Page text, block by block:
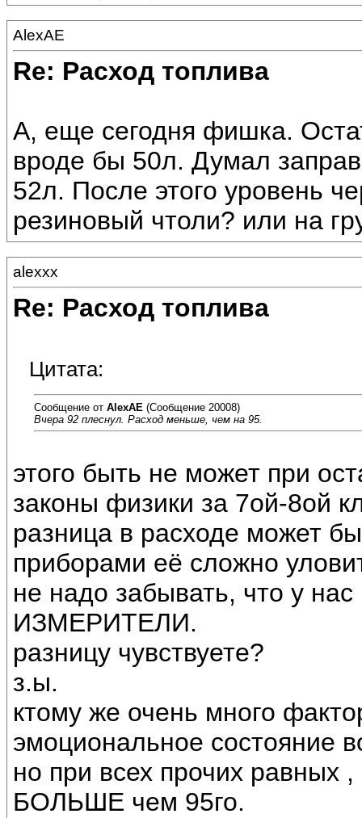
AlexAE
Re: Расход топлива
А, еще сегодня фишка.
вроде бы 50л. Думал
52л. После этого уровень
резиновый чтоли? или на
alexxx
Re: Расход топлива
Цитата:
Сообщение от AlexAE (Сообщение 20008)
Вчера 92 плеснул. Расход меньше, чем на 95.
этого быть не может при
законы физики за 7ой-8ой
разница в расходе может
приборами её сложно
не надо забывать, что у
ИЗМЕРИТЕЛИ.
разницу чувствуете?
з.ы.
ктому же очень много
эмоциональное состояние
но при всех прочих равных
БОЛЬШЕ чем 95го.